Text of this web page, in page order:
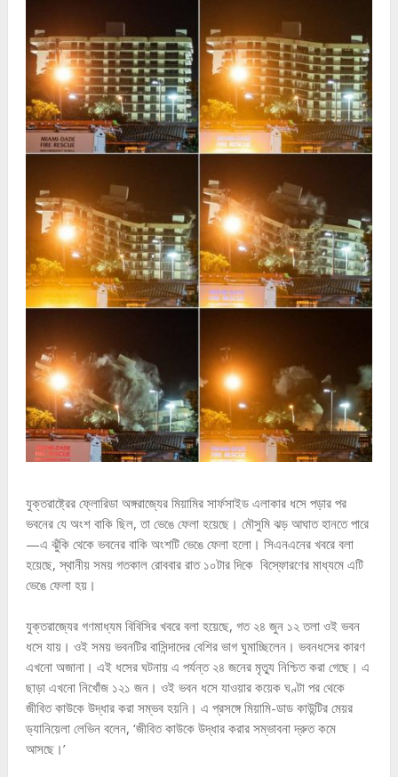
যুক্তরাষ্ট্রের ফ্লোরিডা অঙ্গরাজ্যের মিয়ামির সার্ফসাইড এলাকার ধসে পড়ার পর
ভবনের যে অংশ বাকি ছিল, তা ভেঙে ফেলা হয়েছে। মৌসুমি ঝড় আঘাত হানতে পারে
—এ ঝুঁকি থেকে ভবনের বাকি অংশটি ভেঙে ফেলা হলো। সিএনএনের খবরে বলা
হয়েছে, স্থানীয় সময় গতকাল রোববার রাত ১০টার দিকে বিস্ফোরণের মাধ্যমে এটি
ভেঙে ফেলা হয়।
যুক্তরাজ্যের গণমাধ্যম বিবিসির খবরে বলা হয়েছে, গত ২৪ জুন ১২ তলা ওই ভবন
ধসে যায়। ওই সময় ভবনটির বাসিন্দাদের বেশির ভাগ ঘুমাচ্ছিলেন। ভবনধসের কারণ
এখনো অজানা। এই ধসের ঘটনায় এ পর্যন্ত ২৪ জনের মৃত্যু নিশ্চিত করা গেছে। এ
ছাড়া এখনো নিখোঁজ ১২১ জন। ওই ভবন ধসে যাওয়ার কয়েক ঘণ্টা পর থেকে
জীবিত কাউকে উদ্ধার করা সম্ভব হয়নি। এ প্রসঙ্গে মিয়ামি-ডাড কাউন্টির মেয়র
ড্যানিয়েলা লেভিন বলেন, ‘জীবিত কাউকে উদ্ধার করার সম্ভাবনা দ্রুত কমে
আসছে।’